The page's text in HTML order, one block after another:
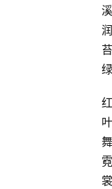
溪
润
苔
绿
红
叶
舞
霓
裳